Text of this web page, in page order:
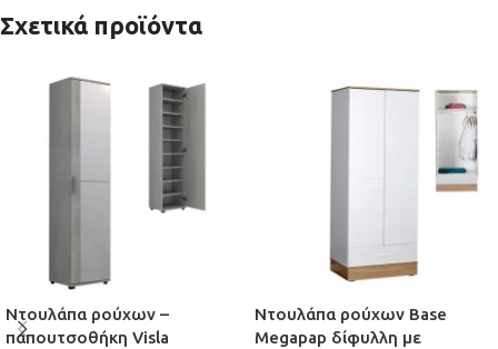
Σχετικά προϊόντα
Ντουλάπα ρούχων –
παπουτσοθήκη Visla
Ντουλάπα ρούχων Base
Megapap δίφυλλη με